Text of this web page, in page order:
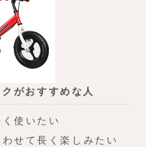
がおすすめな人
使いたい
せて長く楽しみたい